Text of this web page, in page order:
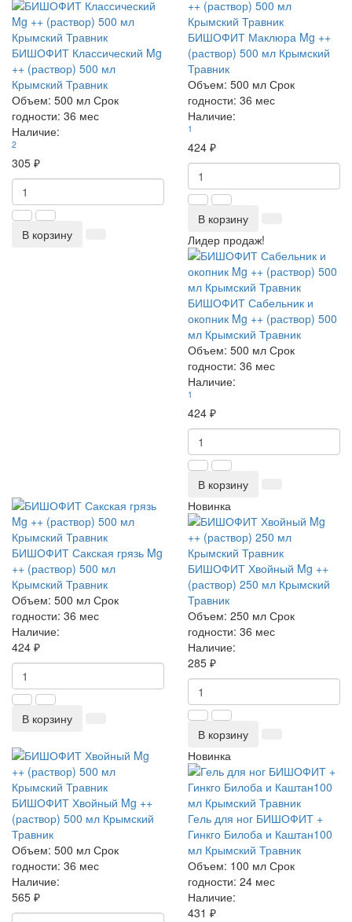
БИШОФИТ Классический Mg
++ (раствор) 500 мл
Крымский Травник
Объем: 500 мл Срок
годности: 36 мес
Наличие:
2
305 ₽
В корзину
БИШОФИТ Маклюра Mg ++
(раствор) 500 мл Крымский
Травник
Объем: 500 мл Срок
годности: 36 мес
Наличие:
1
424 ₽
В корзину
Лидер продаж!
БИШОФИТ Сабельник и
окопник Mg ++ (раствор) 500
мл Крымский Травник
Объем: 500 мл Срок
годности: 36 мес
Наличие:
1
424 ₽
В корзину
БИШОФИТ Сакская грязь Mg
++ (раствор) 500 мл
Крымский Травник
Объем: 500 мл Срок
годности: 36 мес
Наличие:
424 ₽
В корзину
Новинка
БИШОФИТ Хвойный Mg ++
(раствор) 250 мл Крымский
Травник
Объем: 250 мл Срок
годности: 36 мес
Наличие:
285 ₽
В корзину
БИШОФИТ Хвойный Mg ++
(раствор) 500 мл Крымский
Травник
Объем: 500 мл Срок
годности: 36 мес
Наличие:
565 ₽
Новинка
Гель для ног БИШОФИТ +
Гинкго Билоба и Каштан100
мл Крымский Травник
Объем: 100 мл Срок
годности: 24 мес
Наличие:
431 ₽